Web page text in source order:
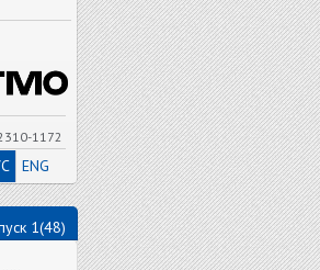
1172
ENG
1(48)